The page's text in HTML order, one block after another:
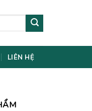
LIÊN HỆ